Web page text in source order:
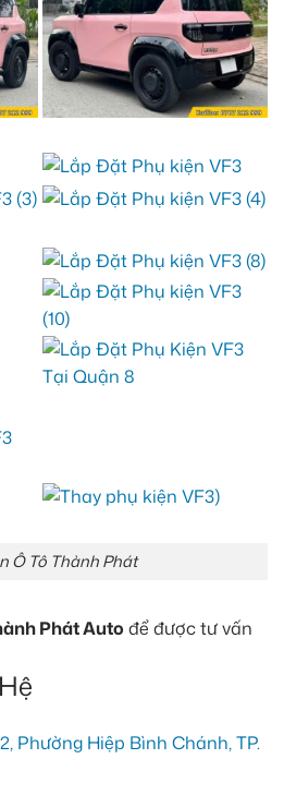
Ô Tô Thành Phát
Phát Auto để được tư vấn
Phường Hiệp Bình Chánh, TP.